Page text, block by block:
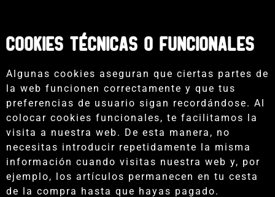
COOKIES técnicas o funcionales
Algunas cookies aseguran que ciertas partes de
la web funcionen correctamente y que tus
preferencias de usuario sigan recordándose. Al
colocar cookies funcionales, te facilitamos la
visita a nuestra web. De esta manera, no
necesitas introducir repetidamente la misma
información cuando visitas nuestra web y, por
ejemplo, los artículos permanecen en tu cesta
de la compra hasta que hayas pagado.